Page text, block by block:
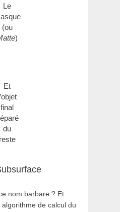
Le
(ou
)
Et
final
du
reste
nom barbare ? Et
algorithme de calcul du